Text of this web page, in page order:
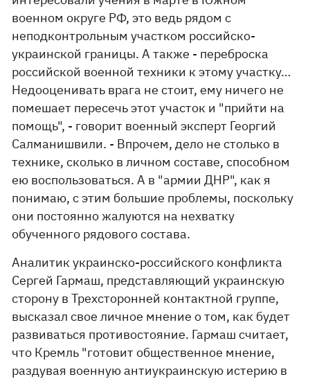
военном округе РФ, это ведь рядом с
неподконтрольным участком российско-
украинской границы. А также - переброска
российской военной техники к этому участку…
Недооценивать врага не стоит, ему ничего не
помешает пересечь этот участок и "прийти на
помощь", - говорит военный эксперт Георгий
Салманишвили. - Впрочем, дело не столько в
технике, сколько в личном составе, способном
ею воспользоваться. А в "армии ДНР", как я
понимаю, с этим большие проблемы, поскольку
они постоянно жалуются на нехватку
обученного рядового состава.
Аналитик украинско-российского конфликта
Сергей Гармаш, представляющий украинскую
сторону в Трехсторонней контактной группе,
высказал свое личное мнение о том, как будет
развиваться противостояние. Гармаш считает,
что Кремль "готовит общественное мнение,
раздувая военную антиукраинскую истерию в